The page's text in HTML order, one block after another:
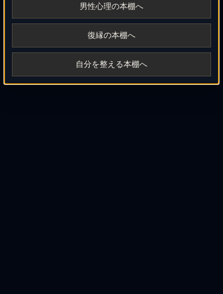
男性心理の本棚へ
復縁の本棚へ
自分を整える本棚へ